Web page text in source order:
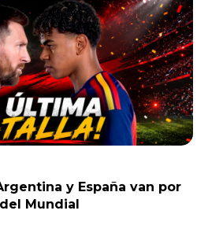
y España van por
Mundial